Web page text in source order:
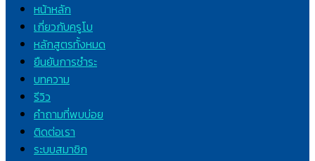
หน้าหลัก
เกี่ยวกับครูโบ
หลักสูตรทั้งหมด
ยืนยันการชำระ
บทความ
รีวิว
คำถามที่พบบ่อย
ติดต่อเรา
ระบบสมาชิก